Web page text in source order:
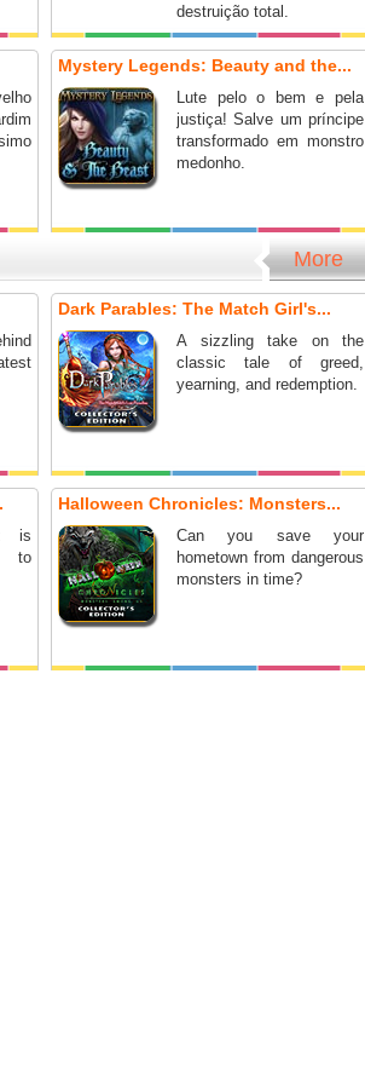
destruição total.
Mystery Legends: Beauty and the...
Lute pelo o bem e pela
justiça! Salve um príncipe
transformado em monstro
medonho.
More
Dark Parables: The Match Girl's...
A sizzling take on the
classic tale of greed,
yearning, and redemption.
is
to
Halloween Chronicles: Monsters...
Can you save your
hometown from dangerous
monsters in time?